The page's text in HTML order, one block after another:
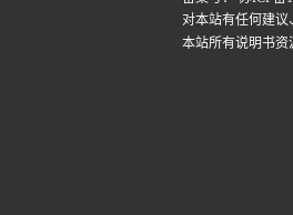
对本站有任何建议
本站所有说明书